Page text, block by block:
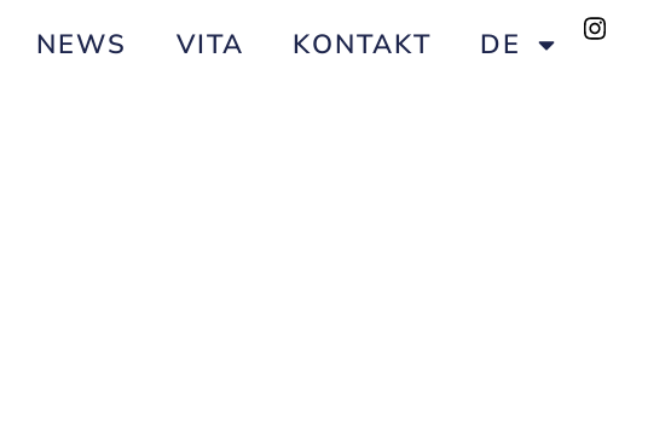
NEWS VITA KONTAKT DE